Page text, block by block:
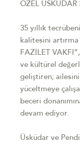
ÖZEL ÜSKÜDAR
35 yıllık
kalitesini
FAZİLET
ve kültürel
geliştiren;
yüceltmeye
beceri
devam ediyor.
Üsküdar ve